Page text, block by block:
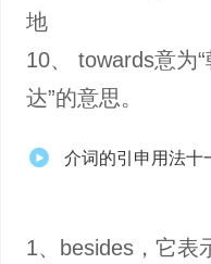
地
10、 towards意为
达”的意思。
介词的引申用法十
1、besides，它